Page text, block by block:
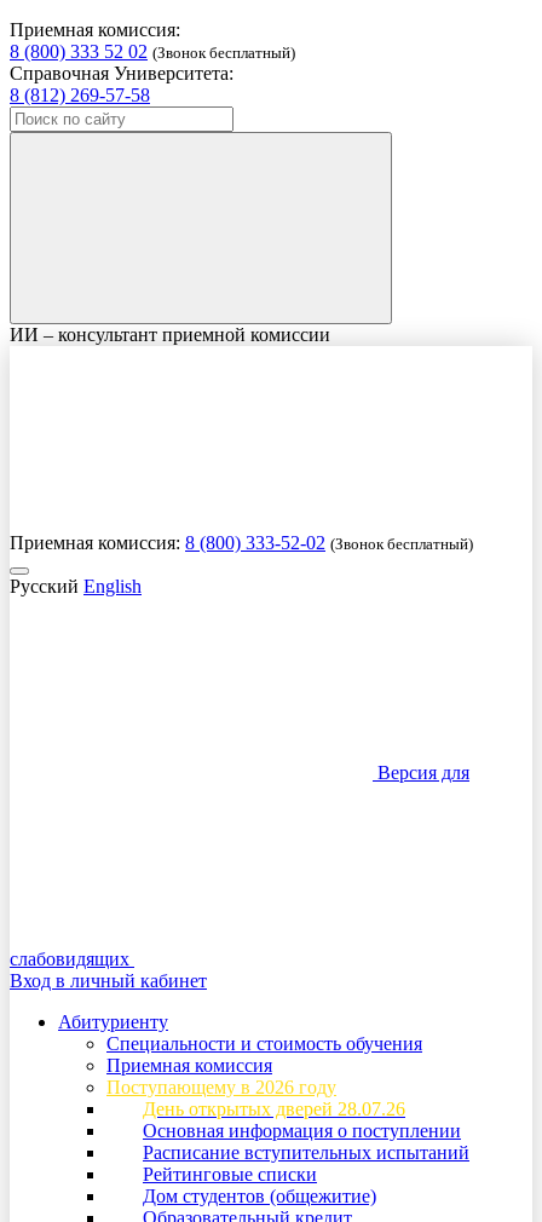
Приемная комиссия:
8 (800) 333 52 02 (Звонок бесплатный)
Справочная Университета:
8 (812) 269-57-58
ИИ – консультант приемной комиссии
Приемная комиссия: 8 (800) 333-52-02 (Звонок бесплатный)
Русский English
Версия для
слабовидящих
Вход в личный кабинет
Абитуриенту
Специальности и стоимость обучения
Приемная комиссия
Поступающему в 2026 году
День открытых дверей 28.07.26
Основная информация о поступлении
Расписание вступительных испытаний
Рейтинговые списки
Дом студентов (общежитие)
Образовательный кредит